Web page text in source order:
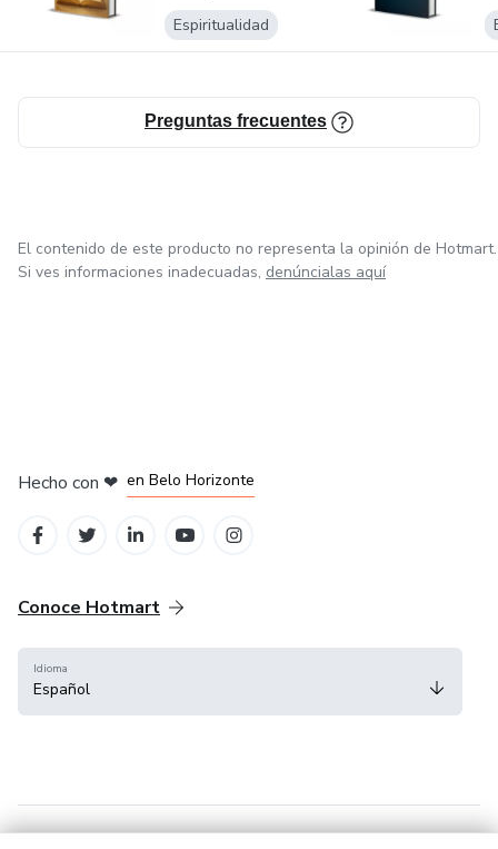
Espiritualidad
Preguntas frecuentes
El contenido de este producto no representa la opinión de Hotmart.
Si ves informaciones inadecuadas, denúncialas aquí
Hecho con ❤ en Belo Horizonte
Conoce Hotmart
Idioma
Español